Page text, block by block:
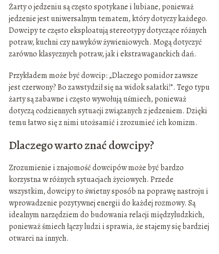
Żarty o jedzeniu są często spotykane i lubiane, ponieważ
jedzenie jest uniwersalnym tematem, który dotyczy każdego.
Dowcipy te często eksploatują stereotypy dotyczące różnych
potraw, kuchni czy nawyków żywieniowych. Mogą dotyczyć
zarówno klasycznych potraw, jak i ekstrawaganckich dań.
Przykładem może być dowcip: „Dlaczego pomidor zawsze
jest czerwony? Bo zawstydził się na widok sałatki!”. Tego typu
żarty są zabawne i często wywołują uśmiech, ponieważ
dotyczą codziennych sytuacji związanych z jedzeniem. Dzięki
temu łatwo się z nimi utożsamić i zrozumieć ich komizm.
Dlaczego warto znać dowcipy?
Zrozumienie i znajomość dowcipów może być bardzo
korzystna w różnych sytuacjach życiowych. Przede
wszystkim, dowcipy to świetny sposób na poprawę nastroju i
wprowadzenie pozytywnej energii do każdej rozmowy. Są
idealnym narzędziem do budowania relacji międzyludzkich,
ponieważ śmiech łączy ludzi i sprawia, że stajemy się bardziej
otwarci na innych.